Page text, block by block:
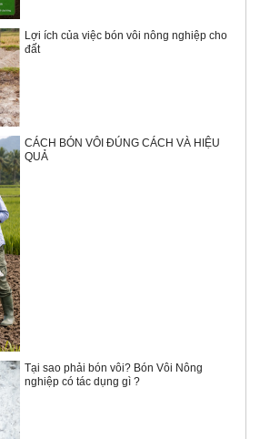
Lợi ích của việc bón vôi nông nghiệp cho
đất
CÁCH BÓN VÔI ĐÚNG CÁCH VÀ HIỆU
QUẢ
Tại sao phải bón vôi? Bón Vôi Nông
nghiệp có tác dụng gì ?